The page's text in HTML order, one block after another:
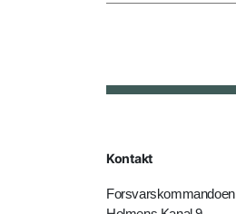
Kontakt
Forsvarskommandoen